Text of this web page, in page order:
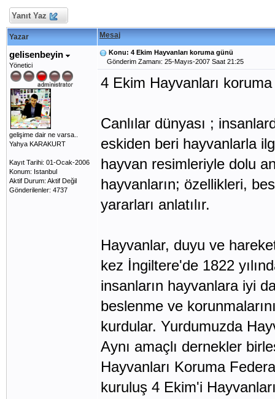
Yanıt Yaz
Yazar Mesaj
gelisenbeyin
Yönetici
gelişime dair ne varsa..
Yahya KARAKURT
Kayıt Tarihi: 01-Ocak-2006
Konum: Istanbul
Aktif Durum: Aktif Değil
Gönderilenler: 4737
Konu: 4 Ekim Hayvanları koruma günü
Gönderim Zamanı: 25-Mayıs-2007 Saat 21:25
4 Ekim Hayvanları
Canlılar dünyası ;
eskiden beri hayvanlarla
hayvan resimleriyle dolu
hayvanların; özellikleri,
yararları anlatılır.
Hayvanlar, duyu ve
kez İngiltere'de 1822
insanların hayvanlara iyi
beslenme ve
kurdular. Yurdumuzda
Aynı amaçlı dernekler
Hayvanları Koruma
kuruluş 4 Ekim'i